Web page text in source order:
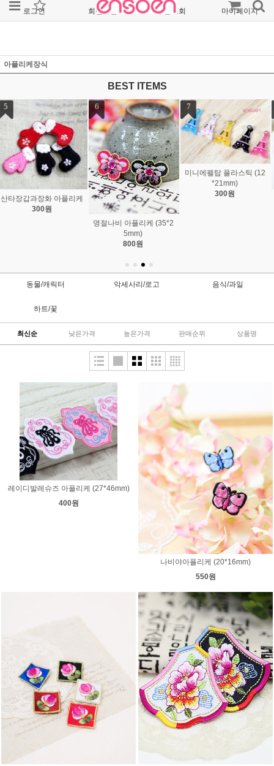
로그인 회원가입 주문조회 마이페이지
아플리케장식
BEST ITEMS
미니에펠탑 플라스틱 (12
300원
8
다섯잎꽃호마이카 (18m
m/99)
380원
9
보라모자여인 명화까메오
동물/캐릭터 악세사리/로고 음식/과일
하트/꽃
최신순 낮은가격 높은가격 판매순위 상품명
레이디발레슈즈 아플리케 (27*46mm)
400원
나비야아플리케 (20*16mm)
550원